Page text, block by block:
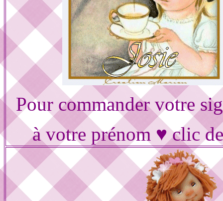
Pour commander votre
à votre prénom ♥ clic